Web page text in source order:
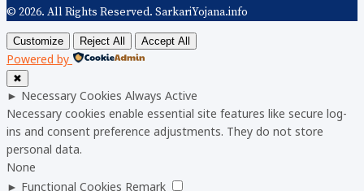
© 2026. All Rights Reserved. SarkariYojana.info
Customize Reject All Accept All
Powered by
✖
► Necessary Cookies Always Active
Necessary cookies enable essential site features like secure log-
ins and consent preference adjustments. They do not store
personal data.
None